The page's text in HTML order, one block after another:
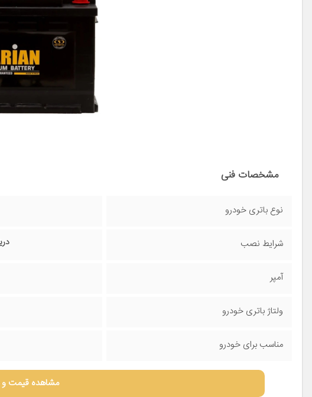
مشخصات فنی
نوع باتری خودرو
شرایط نصب
آمپر
ولتاژ باتری خودرو
مناسب برای خودرو
مشاهده قیمت